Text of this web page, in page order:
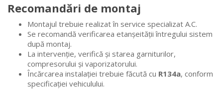
Recomandări de montaj
Montajul trebuie realizat în service specializat A.C.
Se recomandă verificarea etanșeității întregului sistem
după montaj.
La intervenție, verifică și starea garniturilor,
compresorului și vaporizatorului.
Încărcarea instalației trebuie făcută cu R134a, conform
specificației vehiculului.